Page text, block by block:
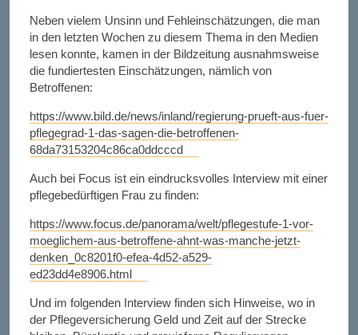
Neben vielem Unsinn und Fehleinschätzungen, die man
in den letzten Wochen zu diesem Thema in den Medien
lesen konnte, kamen in der Bildzeitung ausnahmsweise
die fundiertesten Einschätzungen, nämlich von
Betroffenen:
https://www.bild.de/news/inland/regierung-prueft-aus-fuer-
pflegegrad-1-das-sagen-die-betroffenen-
68da73153204c86ca0ddcccd
Auch bei Focus ist ein eindrucksvolles Interview mit einer
pflegebedürftigen Frau zu finden:
https://www.focus.de/panorama/welt/pflegestufe-1-vor-
moeglichem-aus-betroffene-ahnt-was-manche-jetzt-
denken_0c8201f0-efea-4d52-a529-
ed23dd4e8906.html
Und im folgenden Interview finden sich Hinweise, wo in
der Pflegeversicherung Geld und Zeit auf der Strecke